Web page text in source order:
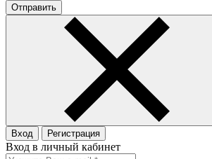
Отправить
Вход Регистрация
Вход в личный кабинет